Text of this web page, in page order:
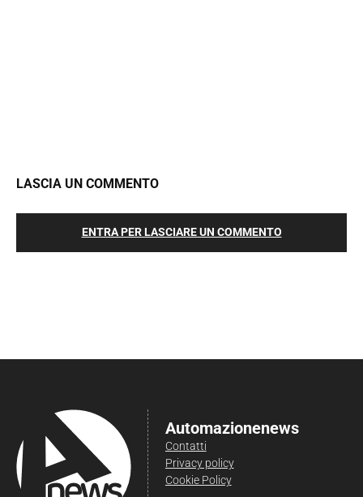
LASCIA UN COMMENTO
ENTRA PER LASCIARE UN COMMENTO
Automazionenews
Contatti
Privacy policy
Cookie Policy